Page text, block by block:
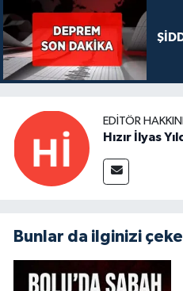
EDITÖR
Hızır İlyas
Bunlar da ilginizi